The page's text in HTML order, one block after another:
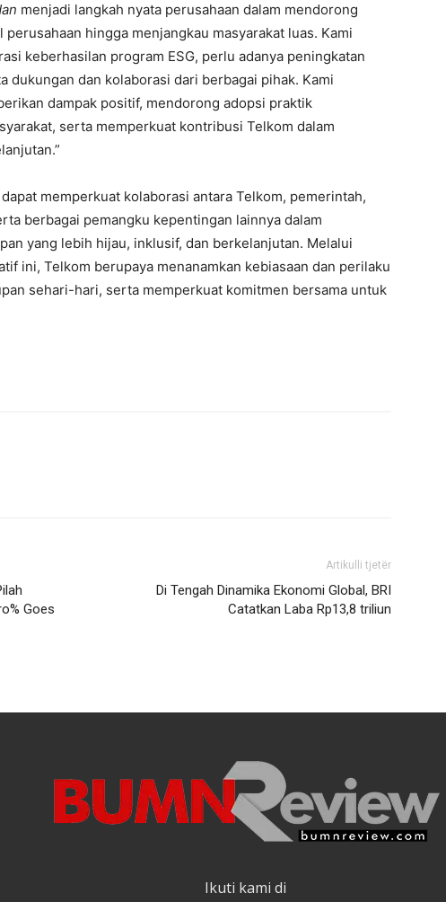
menjadi langkah nyata perusahaan dalam mendorong
hingga menjangkau masyarakat luas. Kami
keberhasilan program ESG, perlu adanya peningkatan
dukungan dan kolaborasi dari berbagai pihak. Kami
dampak positif, mendorong adopsi praktik
serta memperkuat kontribusi Telkom dalam
memperkuat kolaborasi antara Telkom, pemerintah,
berbagai pemangku kepentingan lainnya dalam
yang lebih hijau, inklusif, dan berkelanjutan. Melalui
ini, Telkom berupaya menanamkan kebiasaan dan perilaku
sehari-hari, serta memperkuat komitmen bersama untuk
Goes
Artikulli tjetër
Di Tengah Dinamika Ekonomi Global, BRI
Catatkan Laba Rp13,8 triliun
Ikuti kami di